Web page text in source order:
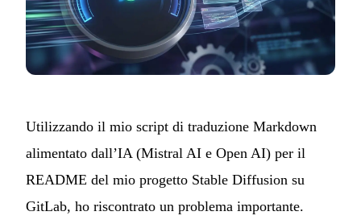
Utilizzando il mio script di traduzione Markdown
alimentato dall’IA (Mistral AI e Open AI) per il
README del mio progetto Stable Diffusion su
GitLab, ho riscontrato un problema importante.